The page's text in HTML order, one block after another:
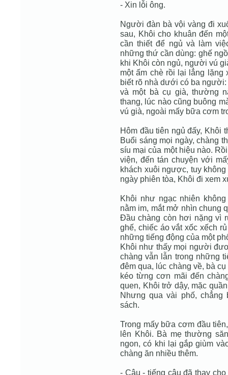
- Xin lỗi ông.
Người đàn bà vội vàng đi
sau, Khôi cho khuân đến
cần thiết để ngủ và làm
những thứ cần dùng: ghế
khi Khôi còn ngủ, người vú
một ấm chè rồi lại lẳng
biết rõ nhà dưới có ba
và một bà cụ già, thường
thang, lúc nào cũng buông
vú già, ngoài mấy bữa cơm
Hôm đầu tiên ngủ đấy, Khôi
Buổi sáng mọi ngày, chàng
síu mại của một hiệu nào.
viện, đến tán chuyện với
khách xuôi ngược, tuy
ngày phiên tòa, Khôi đi xem
Khôi như ngạc nhiên
nằm im, mắt mở nhìn chung
Đầu chàng còn hơi nặng vì
ghế, chiếc áo vắt xốc xếch
những tiếng động của một
Khôi như thấy mọi người
chàng vẫn lẫn trong những
đêm qua, lúc chàng về, bà
kéo từng cơn mãi đến
quen, Khôi trở dậy, mặc
Nhưng qua vài phố, chẳng
sách.
Trong mấy bữa cơm đầu
lên Khôi. Bà mẹ thường
ngon, có khi lại gắp giùm
chàng ăn nhiều thêm.
- Cậu - tiếng cậu đã thay